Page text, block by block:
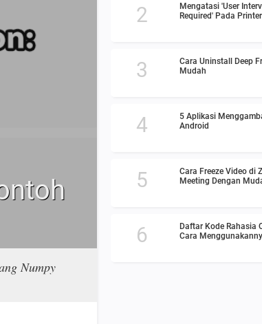
Numpy
Mengatasi 'User
Required' Pada Printer
Cara Uninstall Deep
Mudah
5 Aplikasi
Android
Cara Freeze Video di
Meeting Dengan
Daftar Kode Rahasia
Cara